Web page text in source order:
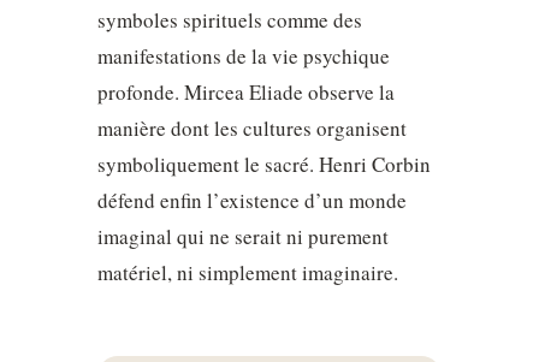
symboles spirituels comme des
manifestations de la vie psychique
profonde. Mircea Eliade observe la
manière dont les cultures organisent
symboliquement le sacré. Henri Corbin
défend enfin l’existence d’un monde
imaginal qui ne serait ni purement
matériel, ni simplement imaginaire.